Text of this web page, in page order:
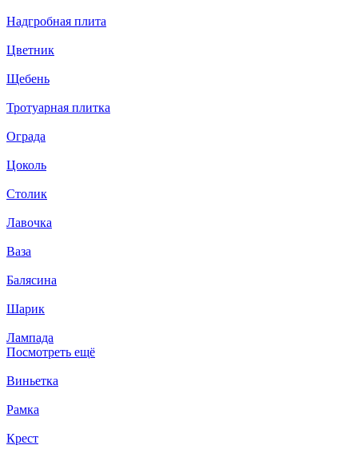
Надгробная плита
Цветник
Щебень
Тротуарная плитка
Ограда
Цоколь
Столик
Лавочка
Ваза
Балясина
Шарик
Лампада
Посмотреть ещё
Виньетка
Рамка
Крест